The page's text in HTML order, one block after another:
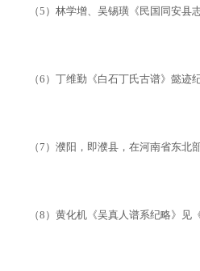
（5 ）林学增、吴锡璜《民国同安县
（6 ）丁维勤《白石丁氏古谱》懿迹
（ 7 ）濮阳，即濮县，在河南省东北
（8 ）黄化机《吴真人谱系纪略》见